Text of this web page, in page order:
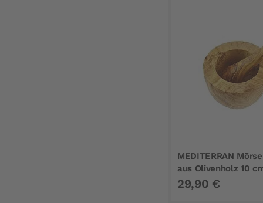
MEDITERRAN
aus Olivenholz 10
29,90 €